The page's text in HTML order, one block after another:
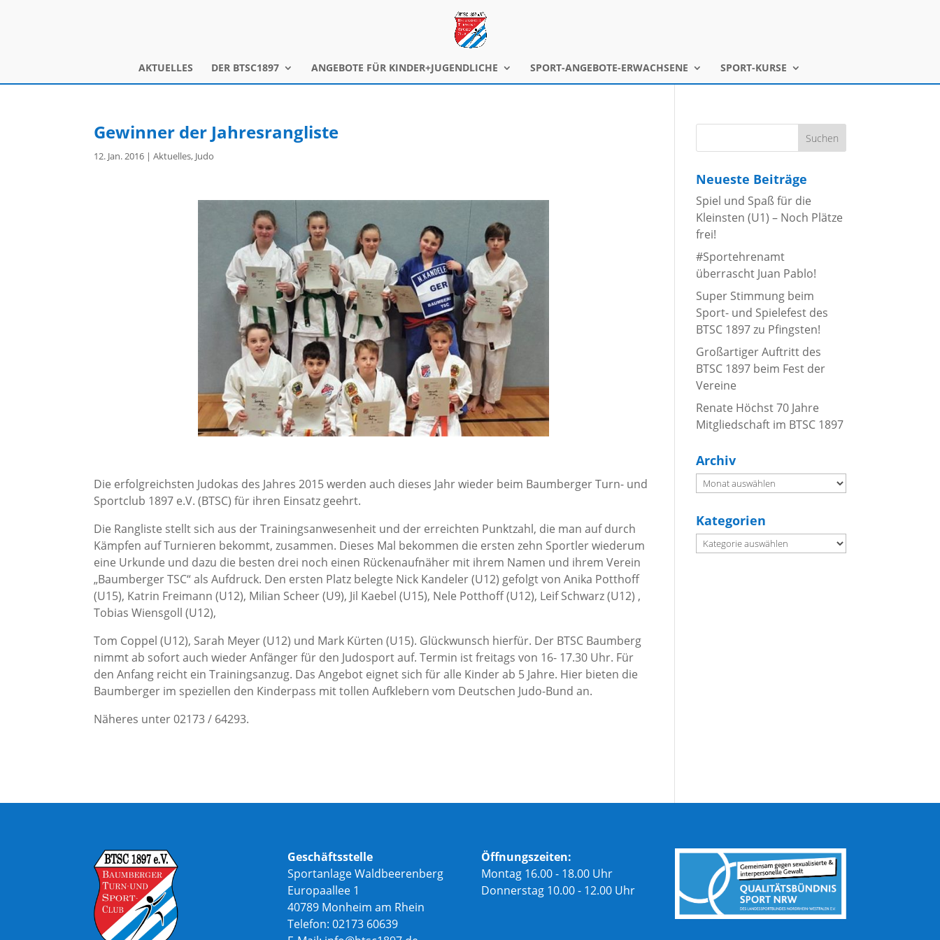
AKTUELLES DER BTSC1897 ANGEBOTE FÜR KINDER+JUGENDLICHE SPORT-ANGEBOTE-ERWACHSENE SPORT-KURSE
Gewinner der Jahresrangliste
12. Jan. 2016 |Aktuelles, Judo
Die erfolgreichsten Judokas des Jahres 2015 werden auch dieses Jahr wieder beim Baumberger Turn- und
Sportclub 1897 e.V. (BTSC) für ihren Einsatz geehrt.
Die Rangliste stellt sich aus der Trainingsanwesenheit und der erreichten Punktzahl, die man auf durch
Kämpfen auf Turnieren bekommt, zusammen. Dieses Mal bekommen die ersten zehn Sportler wiederum
eine Urkunde und dazu die besten drei noch einen Rückenaufnäher mit ihrem Namen und ihrem Verein
„Baumberger TSC“ als Aufdruck. Den ersten Platz belegte Nick Kandeler (U12) gefolgt von Anika Potthoff
(U15), Katrin Freimann (U12), Milian Scheer (U9), Jil Kaebel (U15), Nele Potthoff (U12), Leif Schwarz (U12) ,
Tobias Wiensgoll (U12),
Tom Coppel (U12), Sarah Meyer (U12) und Mark Kürten (U15). Glückwunsch hierfür. Der BTSC Baumberg
nimmt ab sofort auch wieder Anfänger für den Judosport auf. Termin ist freitags von 16- 17.30 Uhr. Für
den Anfang reicht ein Trainingsanzug. Das Angebot eignet sich für alle Kinder ab 5 Jahre. Hier bieten die
Baumberger im speziellen den Kinderpass mit tollen Aufklebern vom Deutschen Judo-Bund an.
Näheres unter 02173 / 64293.
Neueste Beiträge
Spiel und Spaß für die
Kleinsten (U1) – Noch Plätze
frei!
#Sportehrenamt
überrascht Juan Pablo!
Super Stimmung beim
Sport- und Spielefest des
BTSC 1897 zu Pfingsten!
Großartiger Auftritt des
BTSC 1897 beim Fest der
Vereine
Renate Höchst 70 Jahre
Mitgliedschaft im BTSC 1897
Archiv
Archiv
Kategorien
Kategorien
Geschäftsstelle
Sportanlage Waldbeerenberg
Europaallee 1
40789 Monheim am Rhein
Telefon: 02173 60639
Öffnungszeiten:
Montag 16.00 - 18.00 Uhr
Donnerstag 10.00 - 12.00 Uhr